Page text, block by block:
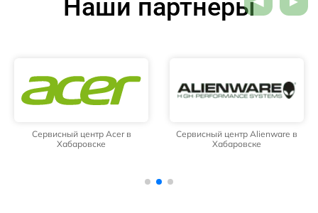
Наши партнёры
Сервисный центр Acer в
Хабаровске
Сервисный центр Alienware в
Хабаровске